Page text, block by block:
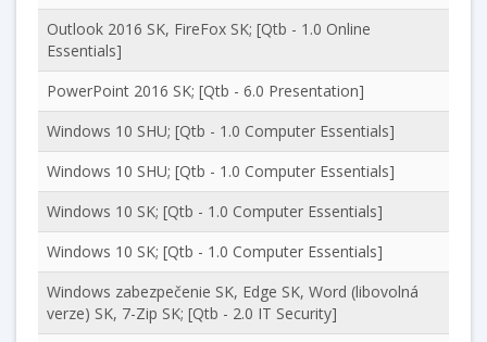
Outlook 2016 SK, FireFox SK; [Qtb - 1.0 Online
Essentials]
PowerPoint 2016 SK; [Qtb - 6.0 Presentation]
Windows 10 SHU; [Qtb - 1.0 Computer Essentials]
Windows 10 SHU; [Qtb - 1.0 Computer Essentials]
Windows 10 SK; [Qtb - 1.0 Computer Essentials]
Windows 10 SK; [Qtb - 1.0 Computer Essentials]
Windows zabezpečenie SK, Edge SK, Word (libovolná
verze) SK, 7-Zip SK; [Qtb - 2.0 IT Security]